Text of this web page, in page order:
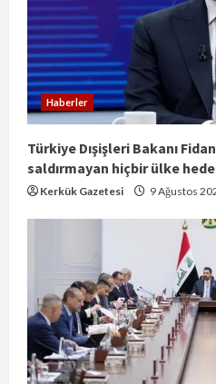
Haberler
Türkiye Dışişleri Bakanı
saldırmayan hiçbir ülke
Kerkük Gazetesi 9 Ağustos
2
Arzu
9 Ağustos 2026